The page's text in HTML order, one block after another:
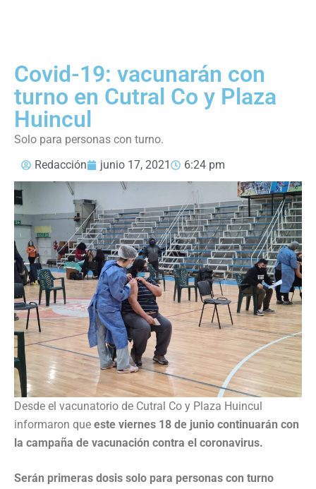
Covid-19: vacunarán con
turno en Cutral Co y Plaza
Huincul
Solo para personas con turno.
Redacción
junio 17, 2021 6:24 pm
Desde el vacunatorio de Cutral Co y Plaza Huincul
informaron que este viernes 18 de junio continuarán con
la campaña de vacunación contra el coronavirus.
Serán primeras dosis solo para personas con turno